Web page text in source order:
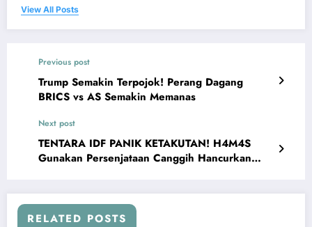
View All Posts
Previous post
Trump Semakin Terpojok! Perang Dagang
BRICS vs AS Semakin Memanas
Next post
TENTARA IDF PANIK KETAKUTAN! H4M4S
Gunakan Persenjataan Canggih Hancurkan
RELATED POSTS